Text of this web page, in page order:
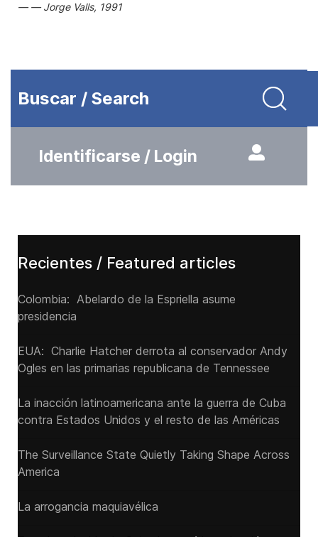
Jorge Valls, 1991
Buscar / Search
Identificarse / Login
Recientes / Featured articles
Colombia: Abelardo de la Espriella asume
presidencia
EUA: Charlie Hatcher derrota al conservador Andy
Ogles en las primarias republicana de Tennessee
La inacción latinoamericana ante la guerra de Cuba
contra Estados Unidos y el resto de las Américas
The Surveillance State Quietly Taking Shape Across
America
La arrogancia maquiavélica